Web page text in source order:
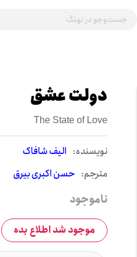
دولت عشق
The State of Love
نويسنده: الیف شافاک
مترجم: حسن اکبری بیرق
ناموجود
موجود شد اطلاع بده